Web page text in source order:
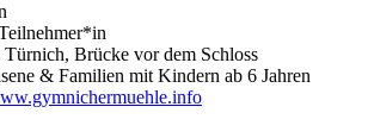
Türnich, Brücke vor dem Schloss
& Familien mit Kindern ab 6 Jahren